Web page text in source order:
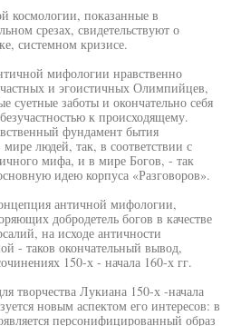
космологии, показанные в
срезах, свидетельствуют о
системном кризисе.
мифологии нравственно
и эгоистичных Олимпийцев,
суетные заботы и окончательно себя
к происходящему.
фундамент бытия
людей, так, в соответствии с
мифа, и в мире Богов, - так
идею корпуса «Разговоров».
античной мифологии,
добродетель богов в качестве
на исходе античности
- таков окончательный вывод,
150-х - начала 160-х гг.
творчества Лукиана 150-х -начала
новым аспектом его интересов: в
персонифицированный образ